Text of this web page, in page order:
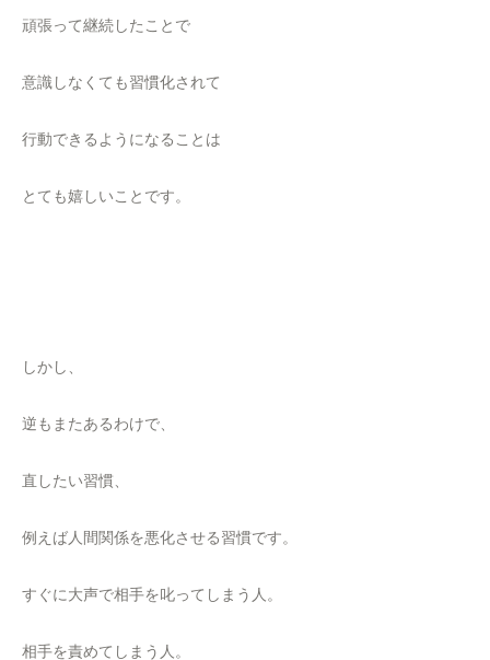
頑張って継続したことで
意識しなくても習慣化されて
行動できるようになることは
とても嬉しいことです。
しかし、
逆もまたあるわけで、
直したい習慣、
例えば人間関係を悪化させる習慣です。
すぐに大声で相手を叱ってしまう人。
相手を責めてしまう人。